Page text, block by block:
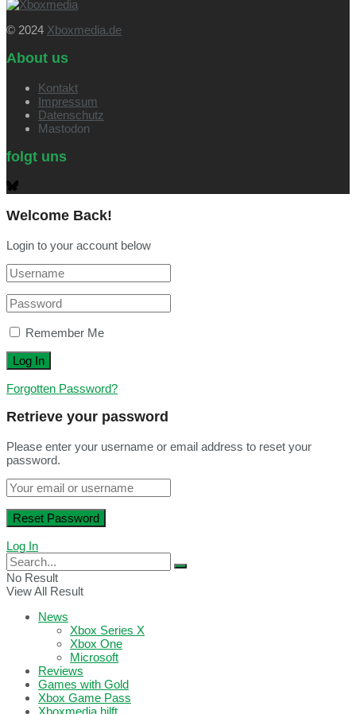
© 2024 Xboxmedia.de
About us
Kontakt
Impressum
Datenschutz
Mastodon
folgt uns
Welcome Back!
Login to your account below
Remember Me
Forgotten Password?
Retrieve your password
Please enter your username or email address to reset your
password.
Log In
No Result
View All Result
News
Xbox Series X
Xbox One
Microsoft
Reviews
Games with Gold
Xbox Game Pass
Xboxmedia hilft